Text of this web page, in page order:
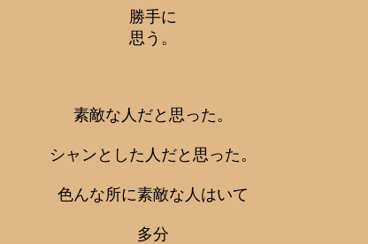
勝手に
思う。
素敵な人だと思った。
シャンとした人だと思った。
色んな所に素敵な人はいて
多分